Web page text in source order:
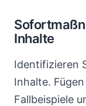
Inhalte
Identifizieren
Inhalte.
Fallbeispiele